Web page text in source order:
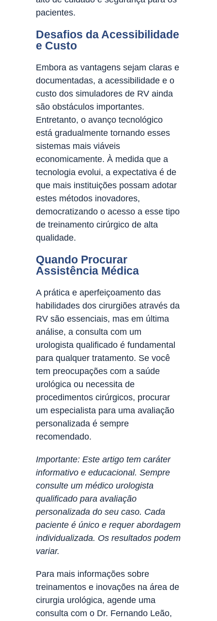
pacientes.
Desafios da Acessibilidade
e Custo
Embora as vantagens sejam claras e
documentadas, a acessibilidade e o
custo dos simuladores de RV ainda
são obstáculos importantes.
Entretanto, o avanço tecnológico
está gradualmente tornando esses
sistemas mais viáveis
economicamente. À medida que a
tecnologia evolui, a expectativa é de
que mais instituições possam adotar
estes métodos inovadores,
democratizando o acesso a esse tipo
de treinamento cirúrgico de alta
qualidade.
Quando Procurar
Assistência Médica
A prática e aperfeiçoamento das
habilidades dos cirurgiões através da
RV são essenciais, mas em última
análise, a consulta com um
urologista qualificado é fundamental
para qualquer tratamento. Se você
tem preocupações com a saúde
urológica ou necessita de
procedimentos cirúrgicos, procurar
um especialista para uma avaliação
personalizada é sempre
recomendado.
Importante: Este artigo tem caráter
informativo e educacional. Sempre
consulte um médico urologista
qualificado para avaliação
personalizada do seu caso. Cada
paciente é único e requer abordagem
individualizada. Os resultados podem
variar.
Para mais informações sobre
treinamentos e inovações na área de
cirurgia urológica, agende uma
consulta com o Dr. Fernando Leão,